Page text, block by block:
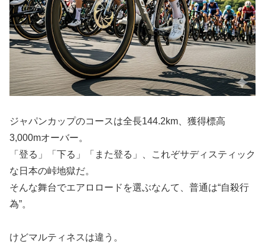
ジャパンカップのコースは全長144.2km、獲得標高
3,000mオーバー。
「登る」「下る」「また登る」、これぞサディスティック
な日本の峠地獄だ。
そんな舞台でエアロロードを選ぶなんて、普通は“自殺行
為”。
けどマルティネスは違う。